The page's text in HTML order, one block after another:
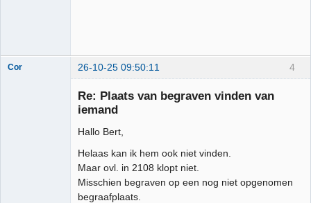
4
Cor 26-10-25 09:50:11
Re: Plaats van begraven vinden van
iemand
Hallo Bert,
Helaas kan ik hem ook niet vinden.
Maar ovl. in 2108 klopt niet.
Misschien begraven op een nog niet opgenomen
begraafplaats.